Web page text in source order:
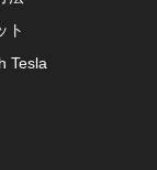
ト
Tesla